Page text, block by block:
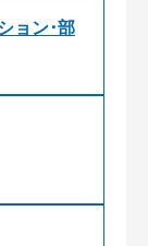
ョン･部